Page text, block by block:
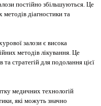
постійно збільшуються. Це
діагностики та
залози є висока
методів лікування. Це
стратегій для подолання цієї
медичних технологій
які можуть значно